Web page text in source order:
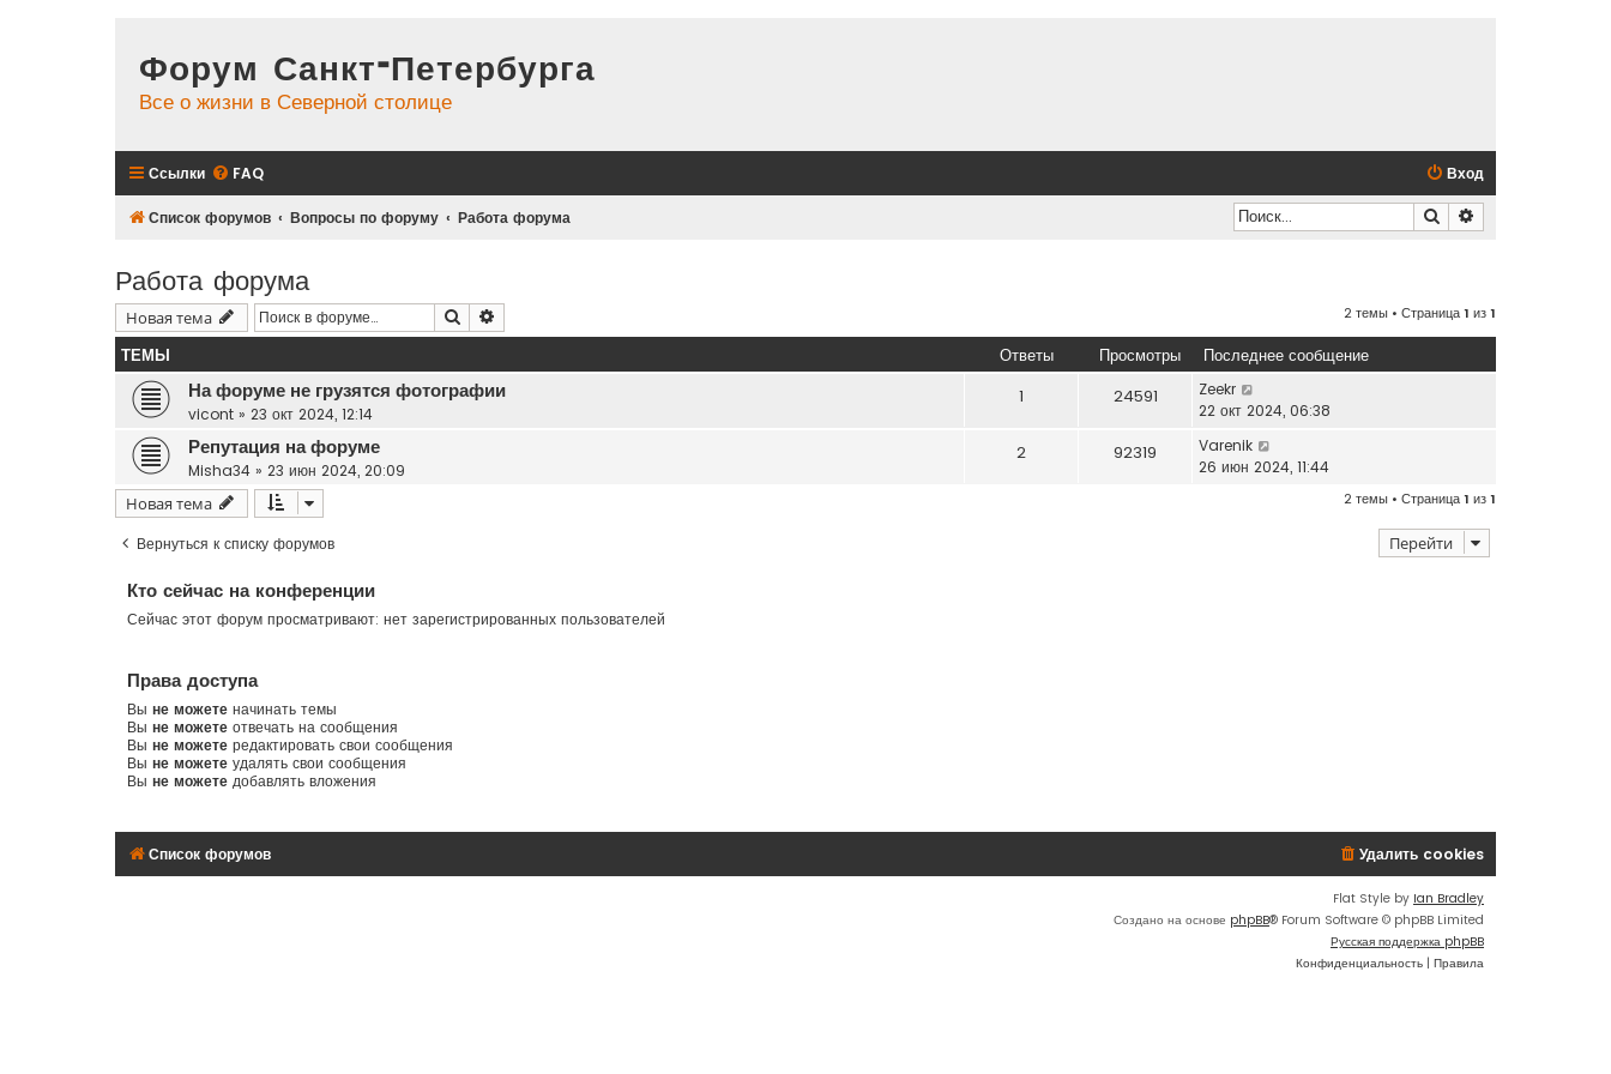
Форум Санкт-Петербурга
Все о жизни в Северной столице
Ссылки FAQ Вход
Список форумов Вопросы по форуму Работа форума Поиск
Работа форума
Новая тема Поиск 2 темы • Страница1 из1
ТЕМЫ Ответы Просмотры Последнее сообщение
На форуме не грузятся фотографии
vicont » 23 окт 2024, 12:14
1 24591
Zeekr
22 окт 2024, 06:38
Репутация на форуме
Misha34 » 23 июн 2024, 20:09
2 92319
Varenik
26 июн 2024, 11:44
Новая тема 2 темы • Страница1 из1
Вернуться к списку форумов Перейти
Кто сейчас на конференции
Сейчас этот форум просматривают: нет зарегистрированных пользователей
Права доступа
Вы не можете начинать темы
Вы не можете отвечать на сообщения
Вы не можете редактировать свои сообщения
Вы не можете удалять свои сообщения
Вы не можете добавлять вложения
Список форумов Удалить cookies
Flat Style by Ian Bradley
Создано на основе phpBB® Forum Software © phpBB Limited
Русская поддержка phpBB
Конфиденциальность | Правила